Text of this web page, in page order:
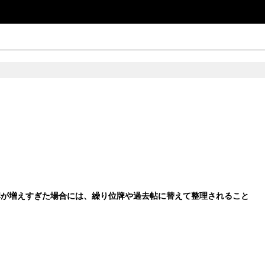
えすぎた場合には、繰り位牌や過去帖に替えて整理されること